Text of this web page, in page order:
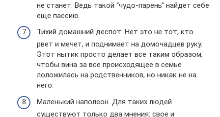
не станет. Ведь такой “чудо-парень” найдет себе
еще пассию.
Тихий домашний деспот. Нет это не тот, кто
рвет и мечет, и поднимает на домочадцев руку.
Этот нытик просто делает все таким образом,
чтобы вина за все происходящее в семье
лоложилась на родственников, но никак не на
него.
Маленький наполеон. Для таких людей
существуют только два мнения: свое и